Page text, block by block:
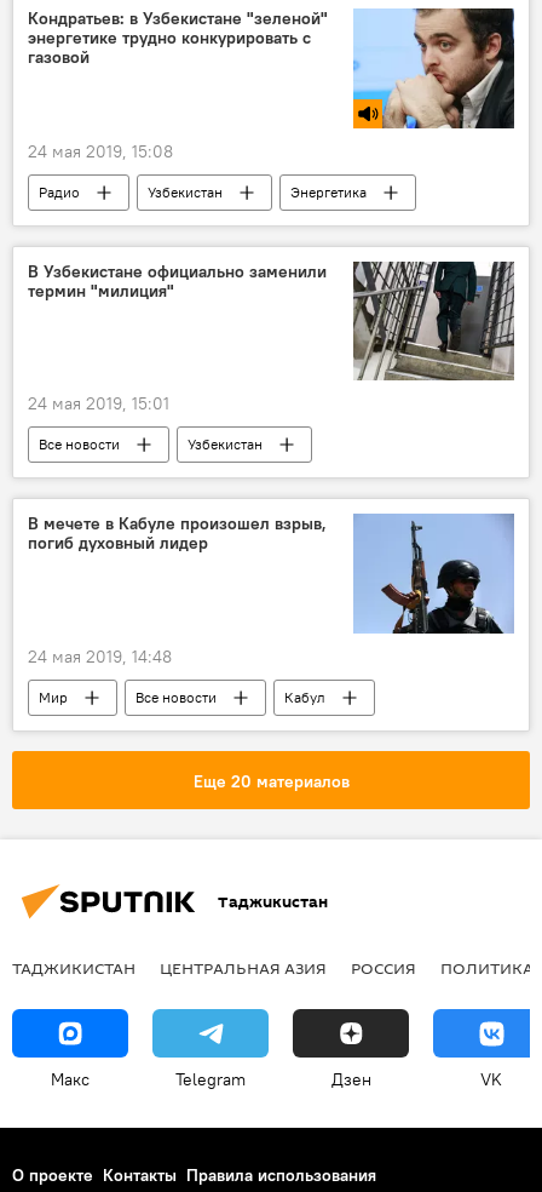
фальшивые документы
Кондратьев: в Узбекистане "зеленой"
энергетике трудно конкурировать с
газовой
24 мая 2019, 15:08
Радио Узбекистан Энергетика
В Узбекистане официально заменили
термин "милиция"
24 мая 2019, 15:01
Все новости
Узбекистан
Центральная Азия
В мечете в Кабуле произошел взрыв,
погиб духовный лидер
24 мая 2019, 14:48
Мир Все новости
Кабул
взрыв
мечеть Афганистан
Еще 20 материалов
Таджикистан
ТАДЖИКИСТАН ЦЕНТРАЛЬНАЯ АЗИЯ РОССИЯ ПОЛИТИКА
Макс Telegram Дзен VK
О проекте Контакты Правила использования